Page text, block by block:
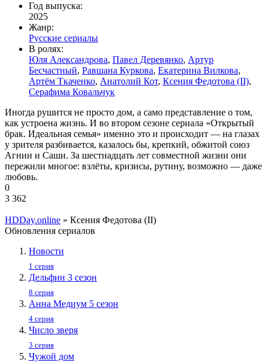
Год выпуска:
2025
Жанр:
Русские сериалы
В ролях:
Юля Александрова, Павел Деревянко, Артур
Бесчастный, Равшана Куркова, Екатерина Вилкова,
Артём Ткаченко, Анатолий Кот, Ксения Федотова (II),
Серафима Ковальчук
Иногда рушится не просто дом, а само представление о том,
как устроена жизнь. И во втором сезоне сериала «Открытый
брак. Идеальная семья» именно это и происходит — на глазах
у зрителя разбивается, казалось бы, крепкий, обжитой союз
Агнии и Саши. За шестнадцать лет совместной жизни они
пережили многое: взлёты, кризисы, рутину, возможно — даже
любовь.
0
3 362
HDDay.online » Ксения Федотова (II)
Обновления сериалов
Новости
1 серия
Дельфин 3 сезон
8 серия
Анна Медиум 5 сезон
4 серия
Число зверя
3 серия
Чужой дом